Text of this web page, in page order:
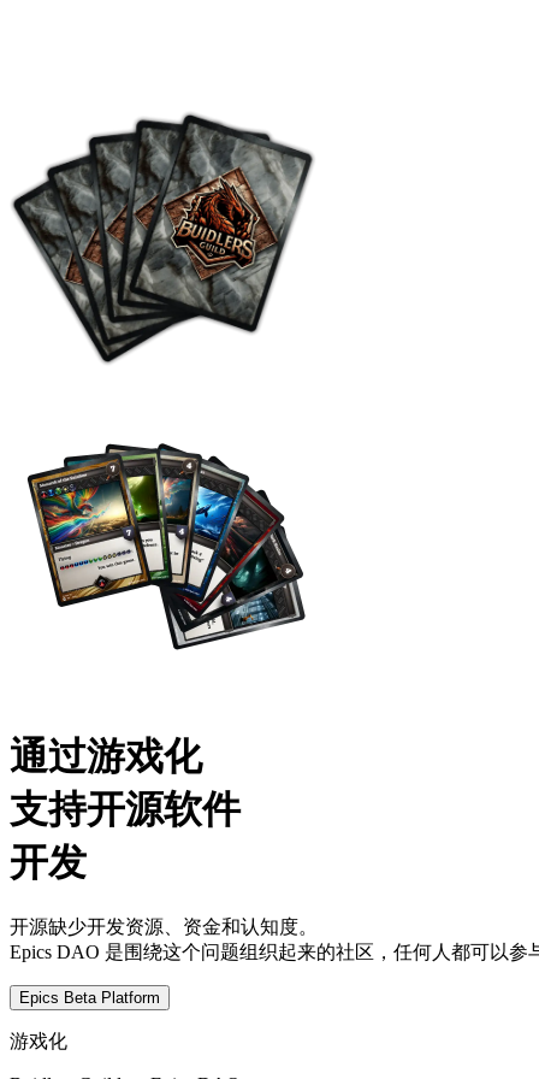
通过游戏化
支持开源软件
开发
开源缺少开发资源、资金和认知度。
Epics DAO 是围绕这个问题组织起来的社区，任何人都可以参
Epics Beta Platform
游戏化